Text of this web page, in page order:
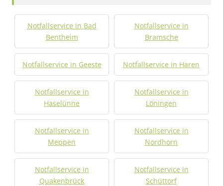
Notfallservice in Bad
Bentheim
Notfallservice in
Bramsche
Notfallservice in Geeste Notfallservice in Haren
Notfallservice in
Haselünne
Notfallservice in
Löningen
Notfallservice in
Meppen
Notfallservice in
Nordhorn
Notfallservice in
Quakenbrück
Notfallservice in
Schüttorf